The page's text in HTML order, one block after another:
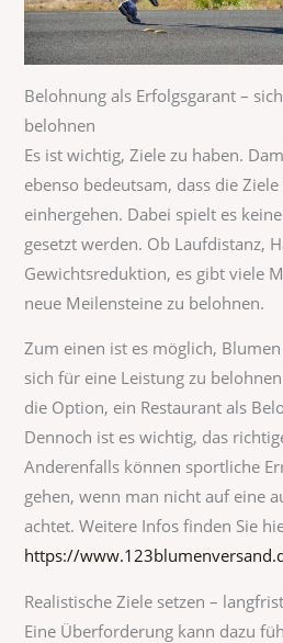
Belohnung als Erfolgsgarant –
belohnen
Es ist wichtig, Ziele zu haben.
ebenso bedeutsam, dass die
einhergehen. Dabei spielt es
gesetzt werden. Ob Laufdistanz,
Gewichtsreduktion, es gibt viele
neue Meilensteine zu belohnen.
Zum einen ist es möglich,
sich für eine Leistung zu
die Option, ein Restaurant als
Dennoch ist es wichtig, das
Anderenfalls können sportliche
gehen, wenn man nicht auf eine
achtet. Weitere Infos finden Sie
https://
Realistische Ziele setzen –
Eine Überforderung kann dazu